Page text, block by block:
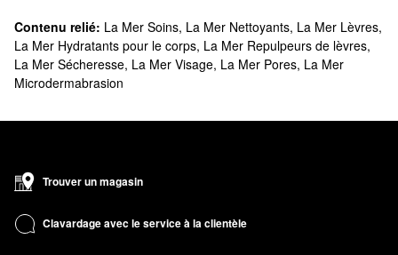
Sephora offre-t-elle La Mer?
Nous proposons de nombreux produits desoins de la peauLa
Mer chez Sephora. Trouvez les formules idéales pour lutter
contre la sécheresse, l’aspect terne, les ridules, les pores
Avez-vous besoind’un nouveau maquillage de prestige
Découvrez les fonds de teint flatteurs, les rouges à lèvres
hypnotiques, les anticernes infroissables et les pinceaux de
pointe de La Mer.
Contenu relié: La Mer Soins, La Mer Nettoyants, La Mer Lèvres,
La Mer Hydratants pour le corps, La Mer Repulpeurs de lèvres,
La Mer Sécheresse, La Mer Visage, La Mer Pores, La Mer
Microdermabrasion
Trouver un magasin
Clavardage avec le service à la clientèle